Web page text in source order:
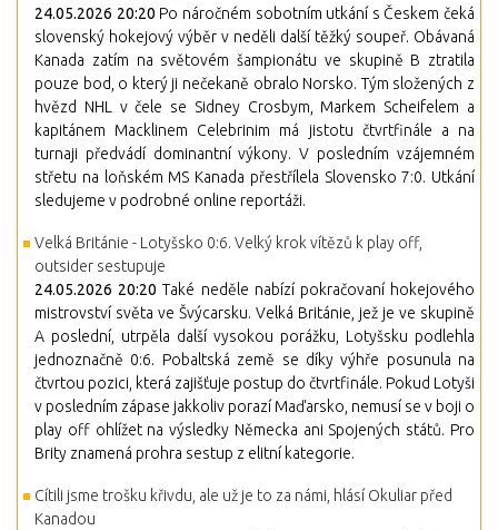
24.05.2026 20:20 Po náročném sobotním utkání s Českem čeká
slovenský hokejový výběr v neděli další těžký soupeř. Obávaná
Kanada zatím na světovém šampionátu ve skupině B ztratila
pouze bod, o který ji nečekaně obralo Norsko. Tým složených z
hvězd NHL v čele se Sidney Crosbym, Markem Scheifelem a
kapitánem Macklinem Celebrinim má jistotu čtvrtfinále a na
turnaji předvádí dominantní výkony. V posledním vzájemném
střetu na loňském MS Kanada přestřílela Slovensko 7:0. Utkání
sledujeme v podrobné online reportáži.
Velká Británie - Lotyšsko 0:6. Velký krok vítězů k play off,
outsider sestupuje
24.05.2026 20:20 Také neděle nabízí pokračovaní hokejového
mistrovství světa ve Švýcarsku. Velká Británie, jež je ve skupině
A poslední, utrpěla další vysokou porážku, Lotyšsku podlehla
jednoznačně 0:6. Pobaltská země se díky výhře posunula na
čtvrtou pozici, která zajišťuje postup do čtvrtfinále. Pokud Lotyši
v posledním zápase jakkoliv porazí Maďarsko, nemusí se v boji o
play off ohlížet na výsledky Německa ani Spojených států. Pro
Brity znamená prohra sestup z elitní kategorie.
Cítili jsme trošku křivdu, ale už je to za námi, hlásí Okuliar před
Kanadou